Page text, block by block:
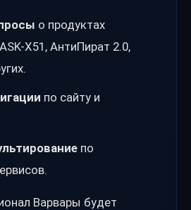
о продуктах
X51, АнтиПират 2.0,
по сайту и
по
Варвары будет